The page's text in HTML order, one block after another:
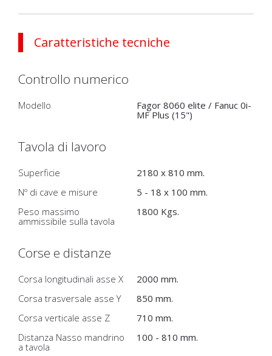
Caratteristiche tecniche
Controllo numerico
Modello
Fagor 8060 elite / Fanuc 0i-
MF Plus (15")
Tavola di lavoro
Superficie
2180 x 810 mm.
Nº di cave e misure
5 - 18 x 100 mm.
Peso massimo
ammissibile sulla tavola
1800 Kgs.
Corse e distanze
Corsa longitudinali asse X
2000 mm.
Corsa trasversale asse Y
850 mm.
Corsa verticale asse Z
710 mm.
Distanza Nasso mandrino
a tavola
100 - 810 mm.